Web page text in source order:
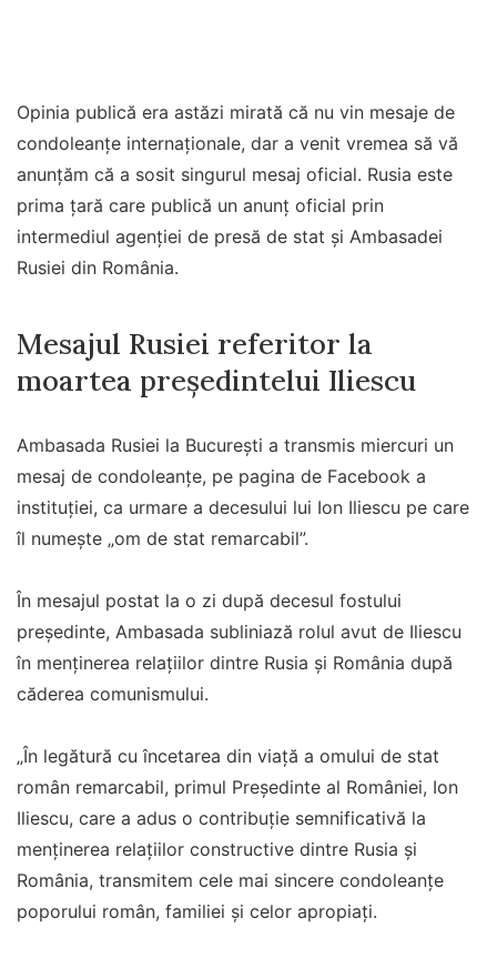
Opinia publică era astăzi mirată că nu vin mesaje de
condoleanțe internaționale, dar a venit vremea să vă
anunțăm că a sosit singurul mesaj oficial. Rusia este
prima țară care publică un anunț oficial prin
intermediul agenției de presă de stat și Ambasadei
Rusiei din România.
Mesajul Rusiei referitor la
moartea președintelui Iliescu
Ambasada Rusiei la București a transmis miercuri un
mesaj de condoleanțe, pe pagina de Facebook a
instituției, ca urmare a decesului lui Ion Iliescu pe care
îl numește „om de stat remarcabil”.
În mesajul postat la o zi după decesul fostului
președinte, Ambasada subliniază rolul avut de Iliescu
în menținerea relațiilor dintre Rusia și România după
căderea comunismului.
„În legătură cu încetarea din viață a omului de stat
român remarcabil, primul Președinte al României, Ion
Iliescu, care a adus o contribuție semnificativă la
menținerea relațiilor constructive dintre Rusia și
România, transmitem cele mai sincere condoleanțe
poporului român, familiei și celor apropiați.